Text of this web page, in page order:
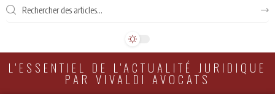
L'ESSENTIEL DE L'ACTUALITÉ JURIDIQUE
PAR VIVALDI AVOCATS